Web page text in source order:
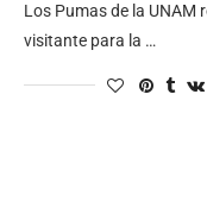
Los Pumas de la UNAM
visitante para la …